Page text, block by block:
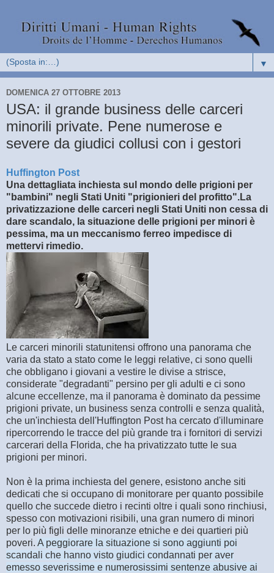
▼
DOMENICA 27 OTTOBRE 2013
USA: il grande business delle carceri
minorili private. Pene numerose e
severe da giudici collusi con i gestori
Huffington Post
Una dettagliata inchiesta sul mondo delle prigioni per
"bambini" negli Stati Uniti "prigionieri del profitto".La
privatizzazione delle carceri negli Stati Uniti non cessa di
dare scandalo, la situazione delle prigioni per minori è
pessima, ma un meccanismo ferreo impedisce di
mettervi rimedio.
Le carceri minorili statunitensi offrono una panorama che
varia da stato a stato come le leggi relative, ci sono quelli
che obbligano i giovani a vestire le divise a strisce,
considerate "degradanti" persino per gli adulti e ci sono
alcune eccellenze, ma il panorama è dominato da pessime
prigioni private, un business senza controlli e senza qualità,
che un'inchiesta dell'Huffington Post ha cercato d'illuminare
ripercorrendo le tracce del più grande tra i fornitori di servizi
carcerari della Florida, che ha privatizzato tutte le sua
prigioni per minori.
Non è la prima inchiesta del genere, esistono anche siti
dedicati che si occupano di monitorare per quanto possibile
quello che succede dietro i recinti oltre i quali sono rinchiusi,
spesso con motivazioni risibili, una gran numero di minori
per lo più figli delle minoranze etniche e dei quartieri più
poveri. A peggiorare la situazione si sono aggiunti poi
scandali che hanno visto giudici condannati per aver
emesso severissime e numerosissimi sentenze abusive ai